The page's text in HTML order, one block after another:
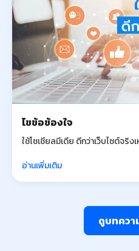
ไขข้อข้องใจ
ใช้โซเชียลมีเดีย ดีกว่าเว็บไซต์จริง
อ่านเพิ่มเติม
ดูบทคว